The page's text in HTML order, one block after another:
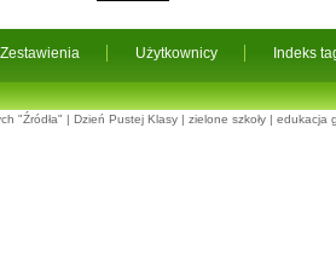
Zestawienia Użytkownicy Indeks
"Źródła" | Dzień Pustej Klasy | zielone szkoły | edukacja